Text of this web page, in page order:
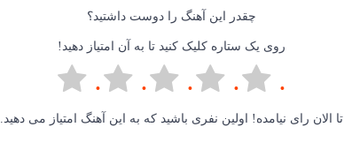
چقدر این آهنگ را دوست داشتید؟
روی یک ستاره کلیک کنید تا به آن امتیاز دهید!
تا الان رای نیامده! اولین نفری باشید که به این آهنگ امتیاز می دهید.